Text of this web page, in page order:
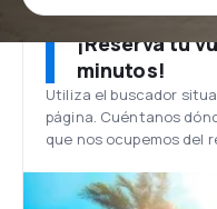
¡Reserva tu
minutos!
Utiliza el buscador
página. Cuéntanos
que nos ocupemos del